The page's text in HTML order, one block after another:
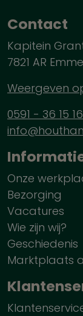
Contact
Kapitein
7821 AR
Weergeven
0591 - 36 15 16
Onze
Bezorging
Vacatures
Wie zijn wij?
Geschiedenis
Marktplaats